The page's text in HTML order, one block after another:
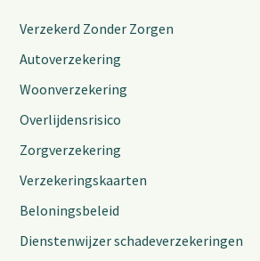
Verzekerd Zonder Zorgen
Autoverzekering
Woonverzekering
Overlijdensrisico
Zorgverzekering
Verzekeringskaarten
Beloningsbeleid
Dienstenwijzer schadeverzekeringen